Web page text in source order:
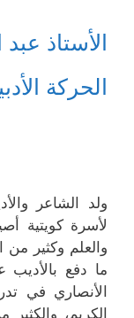
الأستاذ عبد
الحركة
ولد الشاعر
لأسرة كويتية
والعلم وكثير من
ما دفع بالأديب
الأنصاري في
الكريم،